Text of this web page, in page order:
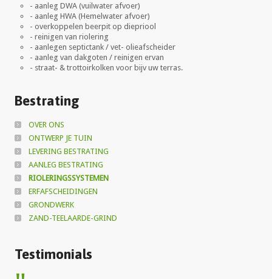
- aanleg DWA (vuilwater afvoer)
- aanleg HWA (Hemelwater afvoer)
- overkoppelen beerpit op diepriool
- reinigen van riolering
- aanlegen septictank / vet- olieafscheider
- aanleg van dakgoten / reinigen ervan
- straat- & trottoirkolken voor bijv uw terras.
Bestrating
OVER ONS
ONTWERP JE TUIN
LEVERING BESTRATING
AANLEG BESTRATING
RIOLERINGSSYSTEMEN
ERFAFSCHEIDINGEN
GRONDWERK
ZAND-TEELAARDE-GRIND
Testimonials